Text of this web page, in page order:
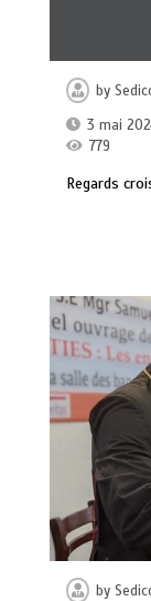
by
3 mai
779
Regards
by